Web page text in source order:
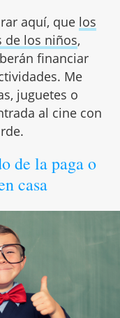
aquí, que los
de los niños,
financiar
Me
juguetes o
al cine con
de la paga o
casa